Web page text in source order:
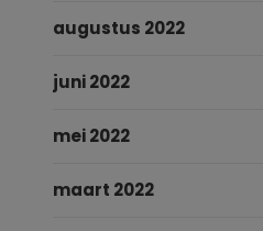
augustus 2022
juni 2022
mei 2022
maart 2022